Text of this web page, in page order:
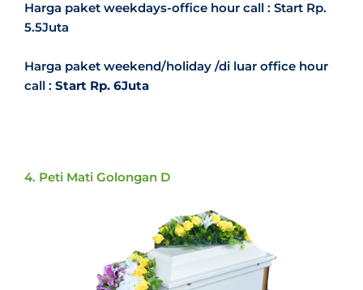
Harga paket weekdays-office hour call : Start Rp.
5.5Juta
Harga paket weekend/holiday /di luar office hour
call : Start Rp. 6Juta
4. Peti Mati Golongan D